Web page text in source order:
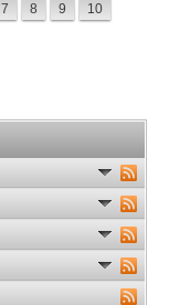
7 8 9
10